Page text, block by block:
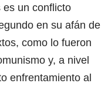
es un conflicto
en su afán de
como lo fueron
y, a nivel
enfrentamiento al